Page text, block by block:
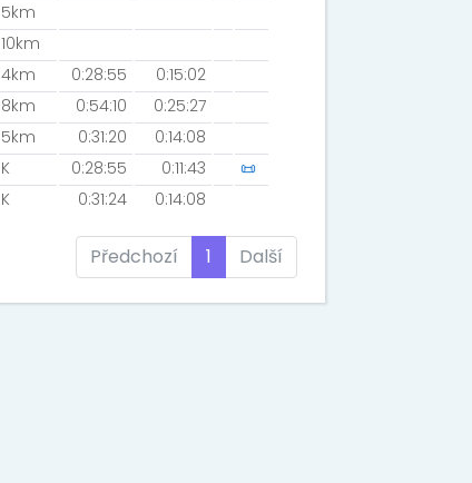
5km
10km
4km 0:28:55
0:15:02
8km 0:54:10
0:25:27
5km 0:31:20
0:14:08
K 0:28:55 0:11:43
📜
K 0:31:24 0:14:08
Předchozí 1 Další